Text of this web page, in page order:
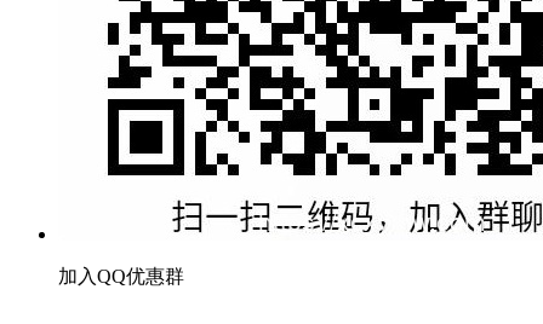
加入QQ优惠群